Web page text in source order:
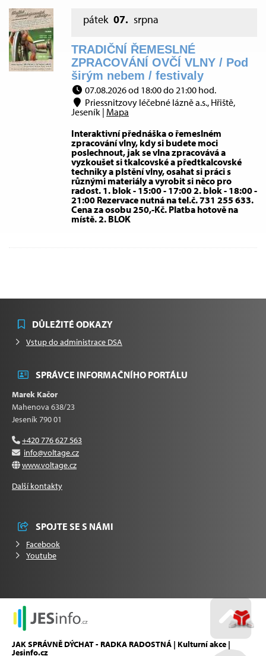
pátek 07. srpna
TRADIČNÍ ŘEMESLNÉ
ZPRACOVÁNÍ OVČÍ VLNY / Pod
širým nebem / festivaly
07.08.2026 od 18:00 do 21:00 hod.
Priessnitzovy léčebné lázně a.s., Hřiště,
Jeseník | Mapa
Interaktivní přednáška o řemeslném
zpracování vlny, kdy si budete moci
poslechnout, jak se vlna zpracovává a
vyzkoušet si tkalcovské a předtkalcovské
techniky a plstění vlny, osahat si práci s
různými materiály a vyrobit si něco pro
radost. 1. blok - 15:00 - 17:00 2. blok - 18:00 -
21:00 Rezervace nutná na tel.č. 731 255 633.
Cena za osobu 250,-Kč. Platba hotově na
místě. 2. BLOK
DŮLEŽITÉ ODKAZY
Vstup do administrace DSA
SPRÁVCE INFORMAČNÍHO PORTÁLU
Marek Kačor
Mahenova 638/23
Jeseník 790 01
+420 776 627 563
info@voltage.cz
www.voltage.cz
Další kontakty
SPOJTE SE S NÁMI
Facebook
Youtube
JAK SPRÁVNĚ DÝCHAT - RADKA RADOSTNÁ | Kulturní akce |
Jesinfo.cz